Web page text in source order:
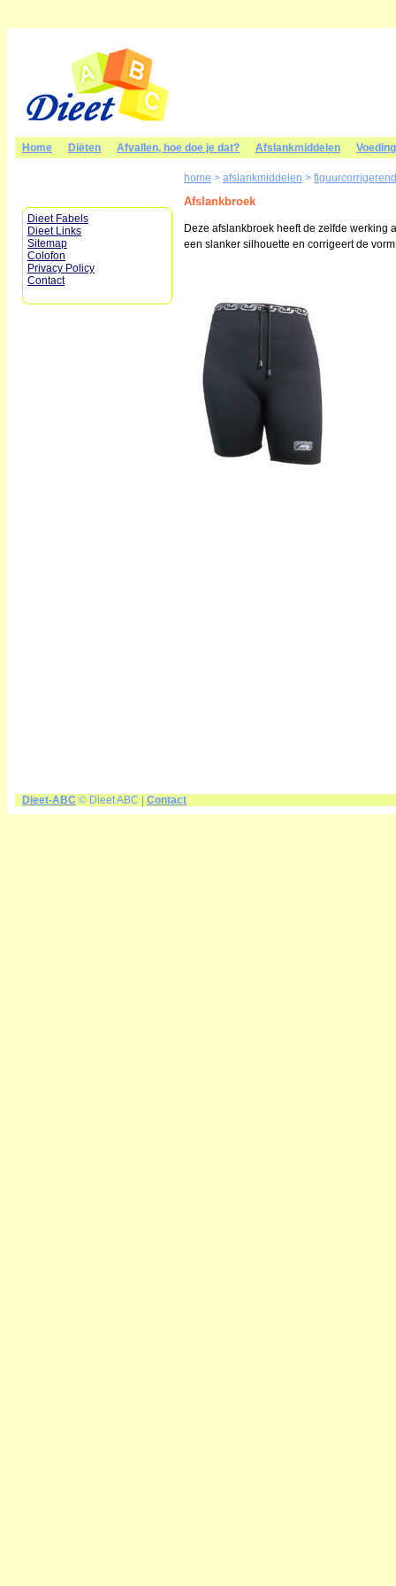
Home Diëten Afvallen, hoe doe je dat? Afslankmiddelen
Dieet Fabels
Dieet Links
Sitemap
Colofon
Privacy Policy
Contact
home > afslankmiddelen >
Afslankbroek
Deze afslankbroek heeft de zelfde werking
een slanker silhouette en corrigeert de
Dieet-ABC © Dieet ABC | Contact